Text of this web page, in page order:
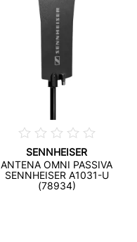
SENNHEISER
ANTENA OMNI PASSIVA
SENNHEISER A1031-U
(78934)